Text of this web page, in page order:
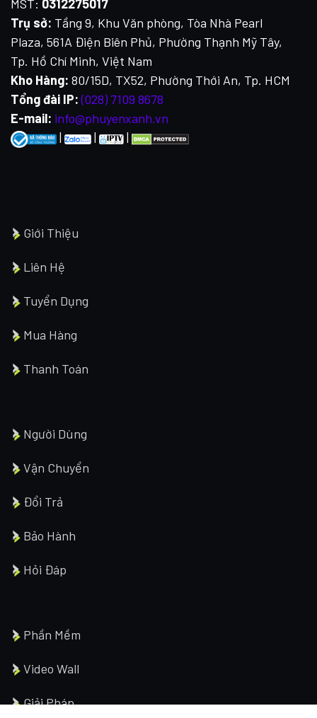
MST: 0312275017
Trụ sở: Tầng 9, Khu Văn phòng, Tòa Nhà Pearl
Plaza, 561A Điện Biên Phủ, Phường Thạnh Mỹ Tây,
Tp. Hồ Chí Minh, Việt Nam
Kho Hàng: 80/15D, TX52, Phường Thới An, Tp. HCM
Tổng đài IP: (028) 7109 8678
E-mail: info@phuyenxanh.vn
|
| |
Giới Thiệu
Liên Hệ
Tuyển Dụng
Mua Hàng
Thanh Toán
Người Dùng
Vận Chuyển
Đổi Trả
Bảo Hành
Hỏi Đáp
Phần Mềm
Video Wall
Giải Pháp